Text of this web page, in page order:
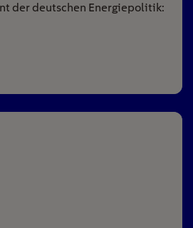
der deutschen Energiepolitik: